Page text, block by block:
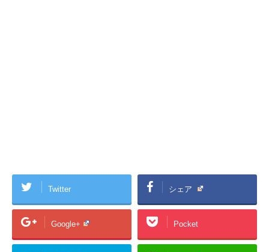
Twitter シェア
Google+ Pocket